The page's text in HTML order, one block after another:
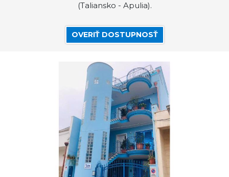
(Taliansko - Apulia).
OVERIŤ DOSTUPNOSŤ